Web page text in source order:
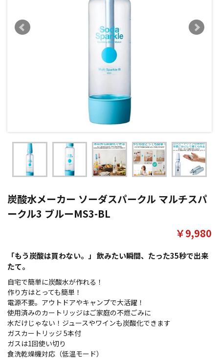
炭酸水メーカー ソーダスパークル マルチスパ
ークル3 ブルーMS3-BL
「もう炭酸は買わない。」 飲みたい瞬間、たった35秒で出来
たて。
￥9,980
自宅で簡単に炭酸水が作れる！
作り方はとっても簡単！
電源不要。アウトドアやキャンプで大活躍！
使用済みのカートリッジはご家庭の不燃ごみに
水だけじゃない！ジュースやワインも炭酸化できます
ガスカートリッジ 5本付
ガスは1回使い切り
食洗乾燥機対応（低温モード）